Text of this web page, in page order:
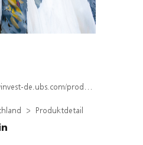
produkt/detail/index/isin/DE000WA6R8S8
Produktdetail